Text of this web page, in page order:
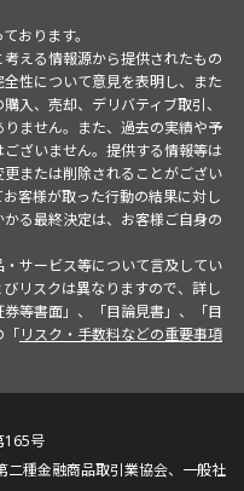
おります。
える情報源から提供されたもの
性について意見を表明し、また
入、売却、デリバティブ取引、
ません。また、過去の実績や予
ざいません。提供する情報等は
または削除されることがござい
客様が取った行動の結果に対し
る最終決定は、お客様ご自身の
サービス等について言及してい
リスクは異なりますので、詳し
等書面」、「目論見書」、「目
「リスク・手数料などの重要事項
165号
二種金融商品取引業協会、一般社